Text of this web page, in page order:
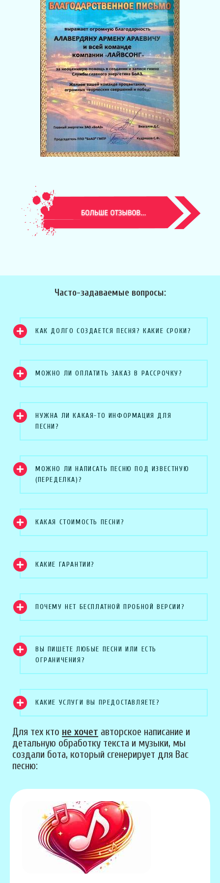
Часто-задаваемые вопросы:
КАК ДОЛГО СОЗДАЕТСЯ ПЕСНЯ? КАКИЕ СРОКИ?
МОЖНО ЛИ ОПЛАТИТЬ ЗАКАЗ В РАССРОЧКУ?
НУЖНА ЛИ КАКАЯ-ТО ИНФОРМАЦИЯ ДЛЯ
ПЕСНИ?
МОЖНО ЛИ НАПИСАТЬ ПЕСНЮ ПОД ИЗВЕСТНУЮ
(ПЕРЕДЕЛКА)?
КАКАЯ СТОИМОСТЬ ПЕСНИ?
КАКИЕ ГАРАНТИИ?
ПОЧЕМУ НЕТ БЕСПЛАТНОЙ ПРОБНОЙ ВЕРСИИ?
ВЫ ПИШЕТЕ ЛЮБЫЕ ПЕСНИ ИЛИ ЕСТЬ
ОГРАНИЧЕНИЯ?
КАКИЕ УСЛУГИ ВЫ ПРЕДОСТАВЛЯЕТЕ?
Для тех кто не хочет авторское написание и
детальную обработку текста и музыки, мы
создали бота, который сгенерирует для Вас
песню: